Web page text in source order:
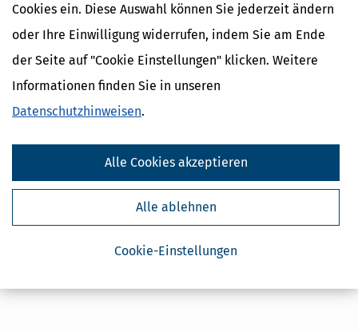
Cookies ein. Diese Auswahl können Sie jederzeit ändern
oder Ihre Einwilligung widerrufen, indem Sie am Ende
der Seite auf "Cookie Einstellungen" klicken. Weitere
Informationen finden Sie in unseren
Datenschutzhinweisen.
Cookie-Einstellungen
Alle ablehnen
Alle Cookies akzeptieren
Kostenlose Steuertipps & News
Steuertipps
von Steuertipps abonnieren. Die
Meine Einwilligung kann ich jederzeit durch
Abbestellung des Newsletters widerrufen.